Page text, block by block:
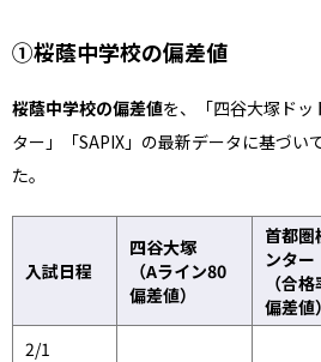
①桜蔭中学校の偏差値
桜蔭中学校の偏差値を、「四谷大塚ド
ター」「SAPIX」の最新データに基づい
た。
入試日程
四谷大塚
（Aライン80
偏差値）
首都圏
ンター
（合
偏差値）
2/1